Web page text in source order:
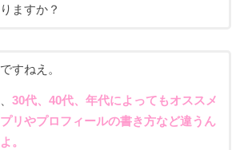
ますか？
すねえ。
30代、40代、年代によってもオススメ
リやプロフィールの書き方など違うん
。